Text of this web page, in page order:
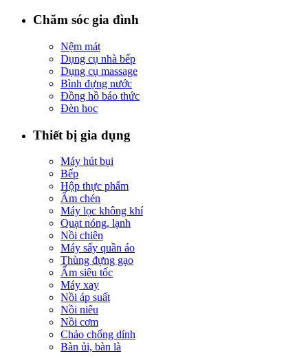
Chăm sóc gia đình
Nệm mát
Dụng cụ nhà bếp
Dụng cụ massage
Bình đựng nước
Đồng hồ báo thức
Đèn học
Thiết bị gia dụng
Máy hút bụi
Bếp
Hộp thực phẩm
Ấm chén
Máy lọc không khí
Quạt nóng, lạnh
Nồi chiên
Máy sấy quần áo
Thùng đựng gạo
Ấm siêu tốc
Máy xay
Nồi áp suất
Nồi niêu
Nồi cơm
Chảo chống dính
Bàn ủi, bàn là